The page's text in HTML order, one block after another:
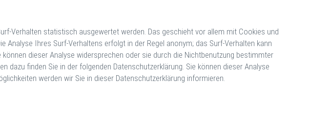
Verhalten statistisch ausgewertet werden. Das geschieht vor allem mit Cookies und
Analyse Ihres Surf-Verhaltens erfolgt in der Regel anonym; das Surf-Verhalten kann
dieser Analyse widersprechen oder sie durch die Nichtbenutzung bestimmter
dazu finden Sie in der folgenden Datenschutzerklärung. Sie können dieser Analyse
werden wir Sie in dieser Datenschutzerklärung informieren.